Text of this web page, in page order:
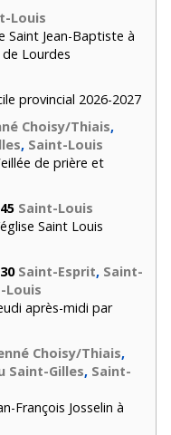
Louis
Saint Jean-Baptiste à
Lourdes
provincial 2026-2027
Choisy/Thiais,
, Saint-Louis
de prière et
Saint-Louis
Saint Louis
Saint-Esprit, Saint-
Louis
après-midi par
Choisy/Thiais,
Saint-Gilles, Saint-
François Josselin à